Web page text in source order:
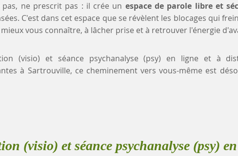
pas, ne prescrit pas : il crée un espace de parole libre et
C'est dans cet espace que se révèlent les blocages qui
vous connaître, à lâcher prise et à retrouver l'énergie
(visio) et séance psychanalyse (psy) en ligne et à
à Sartrouville, ce cheminement vers vous-même est
(visio) et séance psychanalyse (psy)